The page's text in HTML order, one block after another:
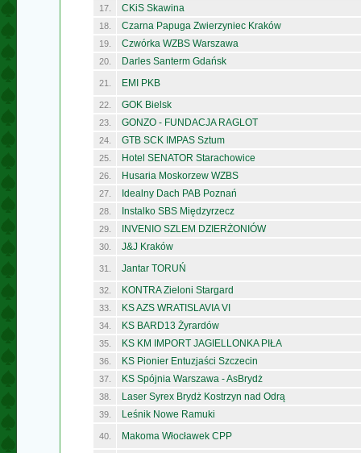
17. CKiS Skawina
18. Czarna Papuga Zwierzyniec Kraków
19. Czwórka WZBS Warszawa
20. Darles Santerm Gdańsk
21. EMI PKB
22. GOK Bielsk
23. GONZO - FUNDACJA RAGLOT
24. GTB SCK IMPAS Sztum
25. Hotel SENATOR Starachowice
26. Husaria Moskorzew WZBS
27. Idealny Dach PAB Poznań
28. Instalko SBS Międzyrzecz
29. INVENIO SZLEM DZIERŻONIÓW
30. J&J Kraków
31. Jantar TORUŃ
32. KONTRA Zieloni Stargard
33. KS AZS WRATISLAVIA VI
34. KS BARD13 Żyrardów
35. KS KM IMPORT JAGIELLONKA PIŁA
36. KS Pionier Entuzjaści Szczecin
37. KS Spójnia Warszawa - AsBrydż
38. Laser Syrex Brydż Kostrzyn nad Odrą
39. Leśnik Nowe Ramuki
40. Makoma Włocławek CPP